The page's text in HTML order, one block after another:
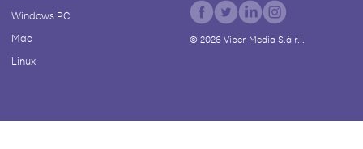
Windows PC
Mac
Linux
© 2026Viber Media S.à r.l.